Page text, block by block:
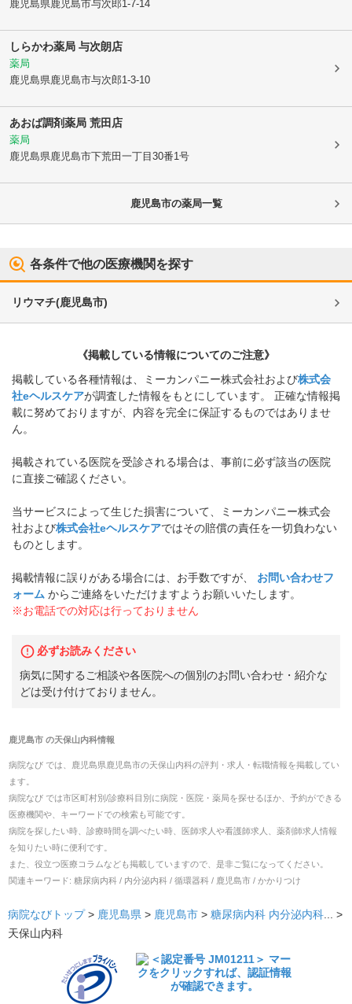
鹿児島県鹿児島市与次郎1-7-14
しらかわ薬局 与次朗店
薬局
鹿児島県鹿児島市与次郎1-3-10
あおば調剤薬局 荒田店
薬局
鹿児島県鹿児島市下荒田一丁目30番1号
鹿児島市の薬局一覧
各条件で他の医療機関を探す
リウマチ(鹿児島市)
《掲載している情報についてのご注意》
掲載している各種情報は、ミーカンパニー株式会社および株式会
社eヘルスケアが調査した情報をもとにしています。 正確な情報掲
載に努めておりますが、内容を完全に保証するものではありませ
ん。
掲載されている医院を受診される場合は、事前に必ず該当の医院
に直接ご確認ください。
当サービスによって生じた損害について、ミーカンパニー株式会
社および株式会社eヘルスケアではその賠償の責任を一切負わない
ものとします。
掲載情報に誤りがある場合には、お手数ですが、
お問い合わせフ
ォーム からご連絡をいただけますようお願いいたします。
※お電話での対応は行っておりません
必ずお読みください
病気に関するご相談や各医院への個別のお問い合わせ・紹介な
どは受け付けておりません。
鹿児島市の天保山内科情報
病院なび では、 鹿児島県鹿児島市の天保山内科の評判・求人・転職情報を掲載してい
ます。
病院なび では市区町村別/診療科目別に病院・医院・薬局を探せるほか、予約ができる
医療機関や、キーワードでの検索も可能です。
病院を探したい時、診療時間を調べたい時、医師求人や看護師求人、薬剤師求人情報
を知りたい時に便利です。
また、役立つ医療コラムなども掲載していますので、是非ご覧になってください。
関連キーワード: 糖尿病内科 / 内分泌内科 / 循環器科 / 鹿児島市 / かかりつけ
病院なびトップ> 鹿児島県 > 鹿児島市 > 糖尿病内科 内分泌内科 ... >
天保山内科